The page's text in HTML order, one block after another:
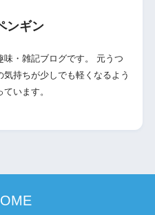
ンギン
・雑記ブログです。 元うつ
持ちが少しでも軽くなるよう
います。